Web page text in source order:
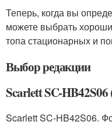
Теперь, когда вы
можете выбрать
топа стационарных и
Выбор редакции
Scarlett SC-
Scarlett SC-HB42S06.